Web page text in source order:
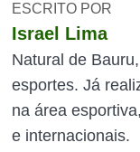
ESCRITO POR
Israel Lima
Natural de
esportes. Já
na área
e internacionais.